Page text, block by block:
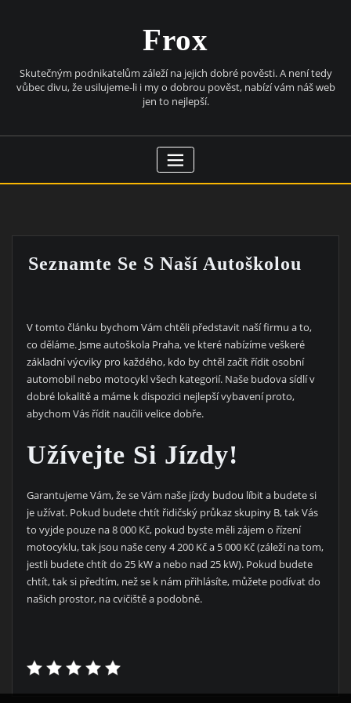
Frox
Skutečným podnikatelům záleží na jejich dobré pověsti. A není tedy
vůbec divu, že usilujeme-li i my o dobrou pověst, nabízí vám náš web
jen to nejlepší.
Seznamte Se S Naší Autoškolou
V tomto článku bychom Vám chtěli představit naší firmu a to,
co děláme. Jsmeautoškola Praha, ve které nabízíme veškeré
základní výcviky pro každého, kdo by chtěl začít řídit osobní
automobil nebo motocykl všech kategorií. Naše budova sídlí v
dobré lokalitě a máme k dispozici nejlepší vybavení proto,
abychom Vás řídit naučili velice dobře.
Užívejte Si Jízdy!
Garantujeme Vám, že se Vám naše jízdy budou líbit a budete si
je užívat. Pokud budete chtít řidičský průkaz skupiny B, tak Vás
to vyjde pouze na 8 000 Kč, pokud byste měli zájem o řízení
motocyklu, tak jsou naše ceny 4 200 Kč a 5 000 Kč (záleží na tom,
jestli budete chtít do 25 kW a nebo nad 25 kW). Pokud budete
chtít, tak si předtím, než se k nám přihlásíte, můžete podívat do
našich prostor, na cvičiště a podobně.